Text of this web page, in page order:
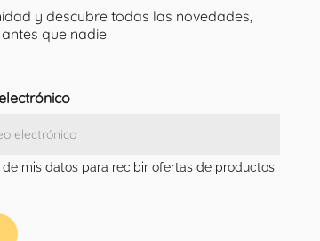
y descubre todas las novedades,
que nadie
mis datos para recibir ofertas de productos